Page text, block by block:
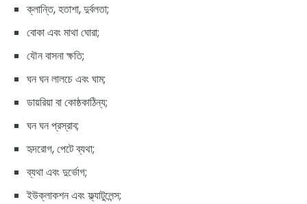
ক্লান্তি, হতাশা, দুর্বলতা;
বোকা এবং মাথা ঘোরা;
যৌন বাসনা ক্ষতি;
ঘন ঘন লালচে এবং ঘাম;
ডায়রিয়া বা কোষ্ঠকাঠিন্য;
ঘন ঘন প্রস্রাব;
হৃদরোগ, পেটে ব্যথা;
ব্যথা এবং দুর্ভোগ;
ইউক্লাকশন এবং ফ্ল্যাটুলেন্স;